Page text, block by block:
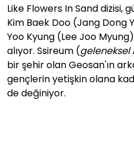
Like Flowers In Sand dizisi,
Kim Baek Doo (Jang Dong
Yoo Kyung (Lee Joo Myung
alıyor. Ssireum (geleneksel
bir şehir olan Geosan'ın
gençlerin yetişkin olana
de değiniyor.